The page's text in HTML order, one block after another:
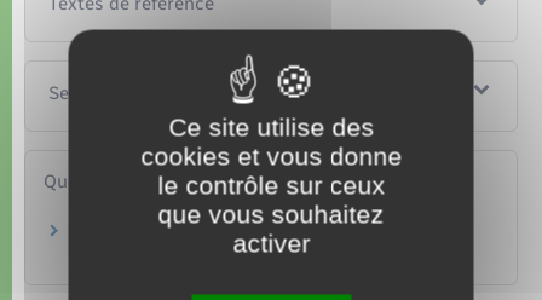
Services en ligne et formulaires
Questions ? Réponses !
Un ressortissant européen salarié en France a-
t-il les mêmes droits qu'un salarié français ?
Ce site utilise des
cookies et vous donne
le contrôle sur ceux
que vous souhaitez
activer